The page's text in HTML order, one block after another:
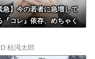
急】今の若者に急増して
『コレ』依存、めちゃく
w w
枯渇太郎